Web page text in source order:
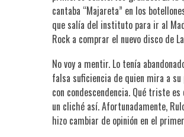
cantaba “Majareta” en los
que salía del instituto para ir al
Rock a comprar el nuevo disco de
No voy a mentir. Lo tenía
falsa suficiencia de quien mira a su
con condescendencia. Qué triste es
un cliché así. Afortunadamente,
hizo cambiar de opinión en el